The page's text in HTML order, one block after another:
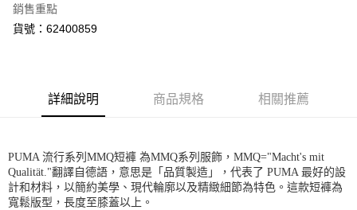
銷售重點
貨號：62400859
詳細說明 商品規格 相關推薦
PUMA 流行系列MMQ短褲 為MMQ系列服飾，MMQ="Macht's mit
Qualität."翻譯自德語，意思是「品質製造」，代表了 PUMA 最好的設
計和材料，以簡約美學、現代輪廓以及精緻細節為特色。這款短褲為
寬鬆版型，長度至膝蓋以上。